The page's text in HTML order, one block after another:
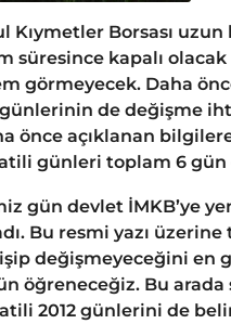
Kıymetler Borsası uzun
süresince kapalı
görmeyecek. Daha
de değişme
önce açıklanan
günleri toplam 6
gün devlet İMKB’ye
Bu resmi yazı
değişmeyeceğini en
öğreneceğiz. Bu arada
2012 günlerini de